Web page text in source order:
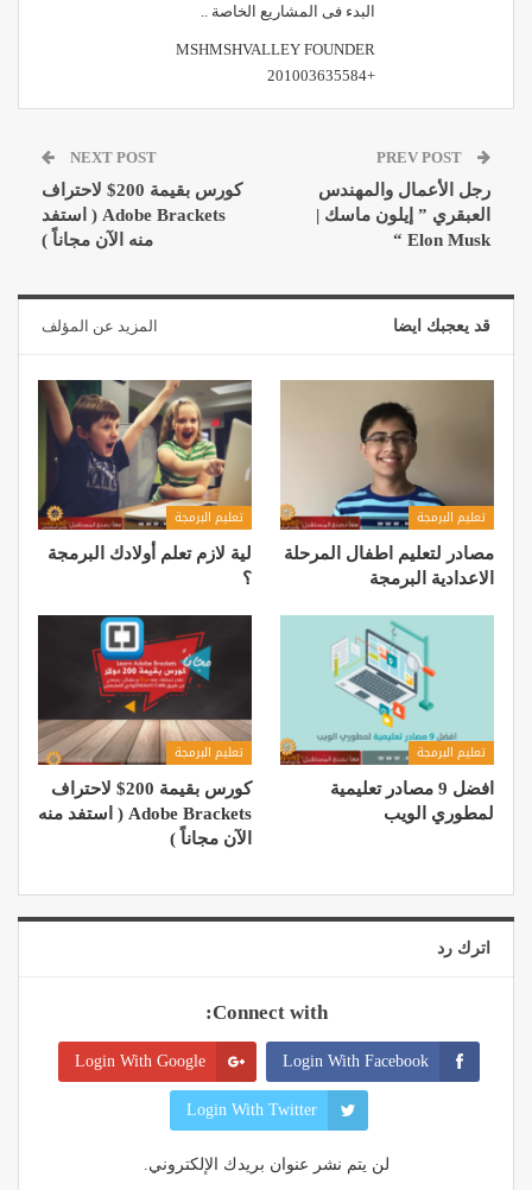
البدء فى المشاريع الخاصة ..
MSHMSHVALLEY FOUNDER
+201003635584
رجل الأعمال والمهندس
العبقري ” إيلون ماسك |
Elon Musk “
NEXT POST
كورس بقيمة 200$ لاحتراف
Adobe Brackets ( استفد
منه الآن مجاناً )
قد يعجبك ايضا المزيد عن المؤلف
تعليم البرمجة
مصادر لتعليم اطفال المرحلة
الاعدادية البرمجة
تعليم البرمجة
لية لازم تعلم أولادك البرمجة
؟
تعليم البرمجة
افضل 9 مصادر تعليمية
لمطوري الويب
تعليم البرمجة
كورس بقيمة 200$ لاحتراف
Adobe Brackets ( استفد منه
الآن مجاناً )
اترك رد
Connect with:
Login With Facebook
Login With Google
Login With Twitter
لن يتم نشر عنوان بريدك الإلكتروني.